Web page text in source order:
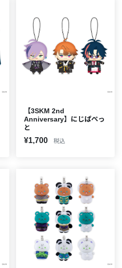
【3SKM 2nd
Anniversary】にじぱぺっ
と
¥1,700 税込